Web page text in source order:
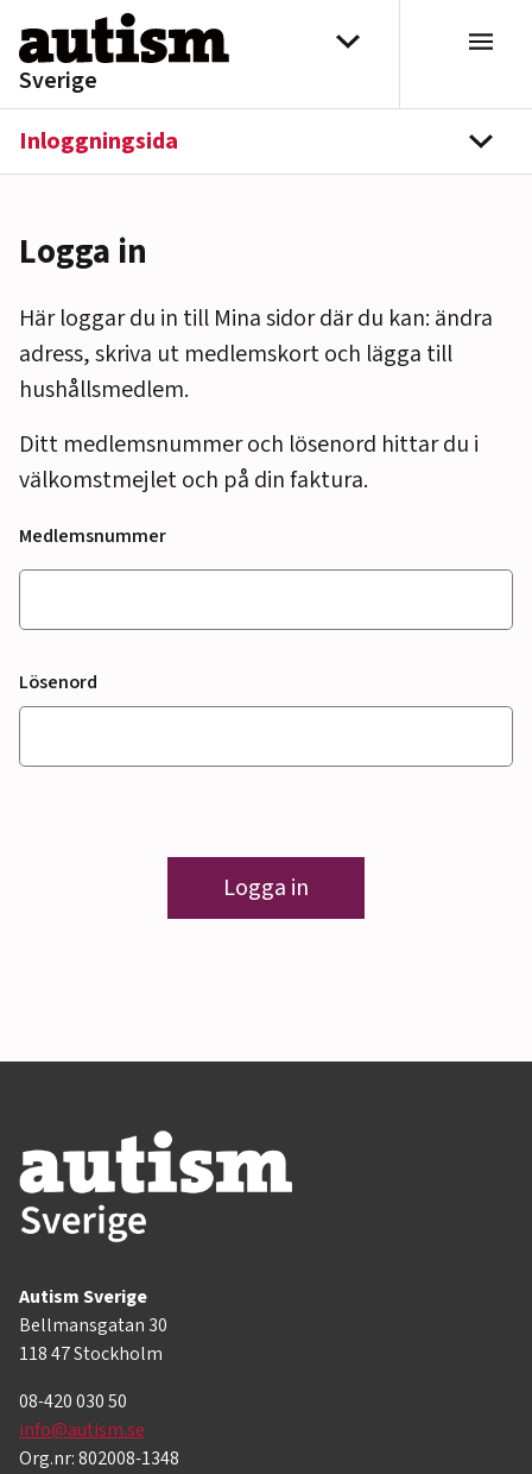
Hoppa till innehåll
Sverige
Välj distrikt
Inloggningsida
Logga in
Här loggar du in till Mina sidor där du kan: ändra
adress, skriva ut medlemskort och lägga till
hushållsmedlem.
Ditt medlemsnummer och lösenord hittar du i
välkomstmejlet och på din faktura.
Medlemsnummer
Lösenord
Logga in
Autism Sverige
Bellmansgatan 30
118 47 Stockholm
08-420 030 50
info@autism.se
Org.nr: 802008-1348